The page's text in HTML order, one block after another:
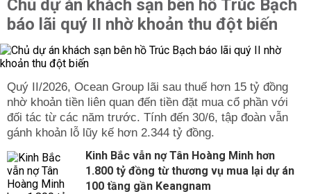
Chủ dự án khách sạn bên hồ Trúc Bạch
báo lãi quý II nhờ khoản thu đột biến
Quý II/2026, Ocean Group lãi sau thuế hơn 15 tỷ đồng
nhờ khoản tiền liên quan đến tiền đặt mua cổ phần với
đối tác từ các năm trước. Tính đến 30/6, tập đoàn vẫn
gánh khoản lỗ lũy kế hơn 2.344 tỷ đồng.
Kinh Bắc vẫn nợ Tân Hoàng Minh hơn
1.800 tỷ đồng từ thương vụ mua lại dự án
100 tầng gần Keangnam